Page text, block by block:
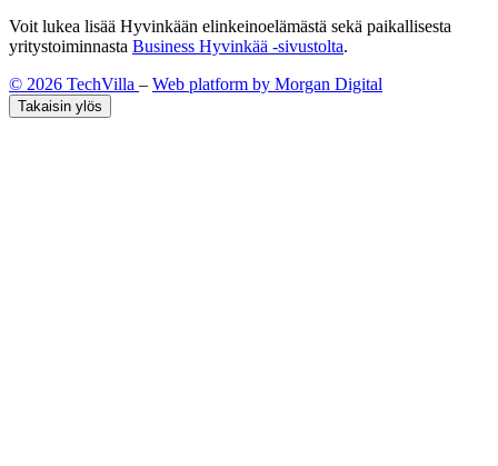
Voit lukea lisää Hyvinkään elinkeinoelämästä sekä paikallisesta
yritystoiminnasta Business Hyvinkää -sivustolta.
© 2026 TechVilla – Web platform by Morgan Digital
Takaisin ylös